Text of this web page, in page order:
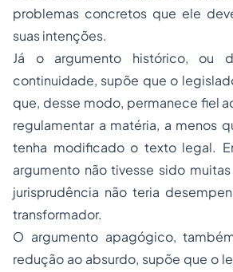
problemas concretos que ele
suas intenções.
Já o argumento histórico, ou
continuidade, supõe que o
que, desse modo, permanece fiel
regulamentar a matéria, a menos
tenha modificado o texto legal.
argumento não tivesse sido
jurisprudência não teria
transformador.
O argumento apagógico,
redução ao absurdo, supõe que o